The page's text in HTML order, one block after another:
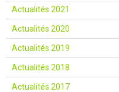
Actualités 2021
Actualités 2020
Actualités 2019
Actualités 2018
Actualités 2017